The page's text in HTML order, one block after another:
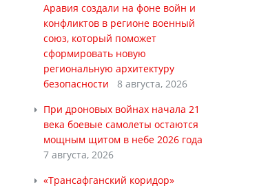
Аравия создали на фоне войн и
конфликтов в регионе военный
союз, который поможет
сформировать новую
региональную архитектуру
безопасности
8 августа, 2026
При дроновых войнах начала 21
века боевые самолеты остаются
мощным щитом в небе 2026 года
7 августа, 2026
«Трансафганский коридор»